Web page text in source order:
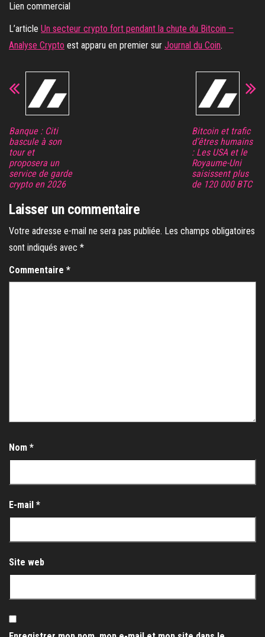
Lien commercial
L’article Un secteur crypto fort pendant la chute du Bitcoin –
Analyse Crypto est apparu en premier sur Journal du Coin.
Banque : Citi
bascule à son
tour et
proposera un
service de garde
crypto en 2026
Bitcoin et trafic
d’êtres humains
: Les USA et le
Royaume-Uni
saisissent plus
de 120 000 BTC
Laisser un commentaire
Votre adresse e-mail ne sera pas publiée. Les champs obligatoires
sont indiqués avec *
Commentaire *
Nom *
E-mail *
Site web